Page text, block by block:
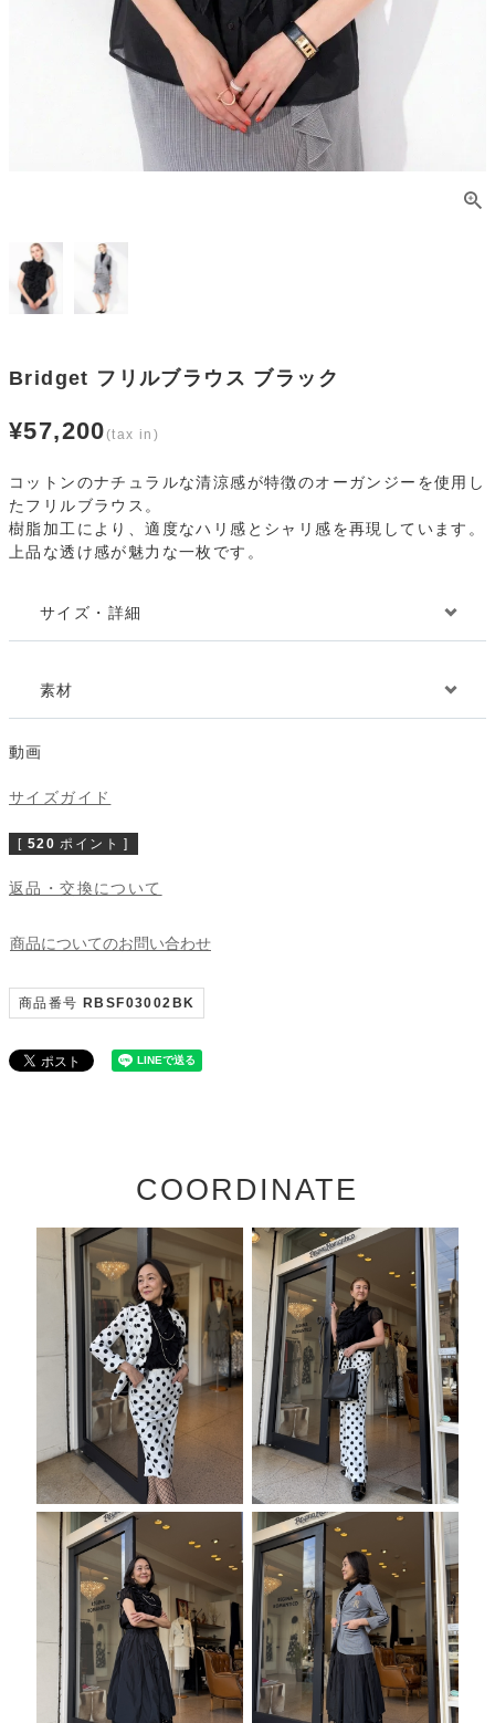
Bridget フリルブラウス ブラック
¥57,200
コットンのナチュラルな清涼感が特徴のオーガンジーを使用し
たフリルブラウス。
樹脂加工により、適度なハリ感とシャリ感を再現しています。
上品な透け感が魅力な一枚です。
サイズ・詳細
素材
動画
サイズガイド
[ 520 ポイント ]
返品・交換について
商品についてのお問い合わせ
商品番号 RBSF03002BK
COORDINATE